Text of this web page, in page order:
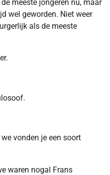
meeste jongeren nu, maar
wel geworden. Niet weer
als de meeste
vonden je een soort
waren nogal Frans